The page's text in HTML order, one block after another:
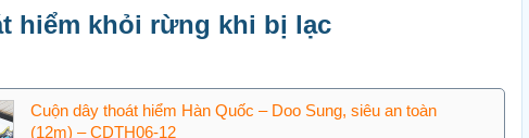
hiểm khỏi rừng khi bị lạc
Cuộn dây thoát hiểm Hàn Quốc – Doo Sung, siêu an toàn
(12m) – CDTH06-12